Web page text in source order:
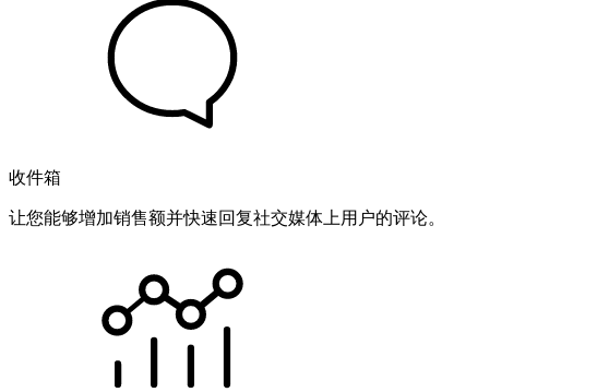
收件箱
让您能够增加销售额并快速回复社交媒体上用户的评论。